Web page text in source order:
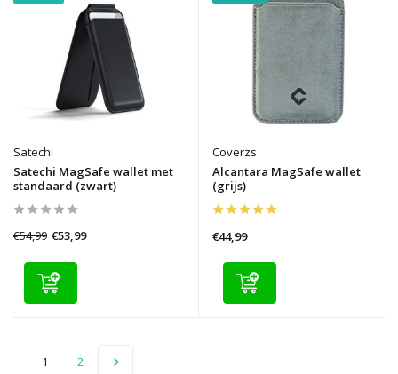
Satechi
Satechi MagSafe wallet met
standaard (zwart)
€54,99 €53,99
Coverzs
Alcantara MagSafe wallet
(grijs)
€44,99
1 2